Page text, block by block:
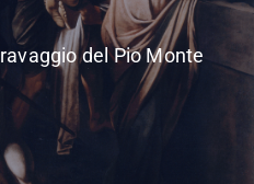
del Pio Monte